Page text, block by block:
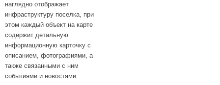
наглядно отображает
инфраструктуру поселка, при
этом каждый объект на карте
содержит детальную
информационную карточку с
описанием, фотографиями, а
также связанными с ним
событиями и новостями.